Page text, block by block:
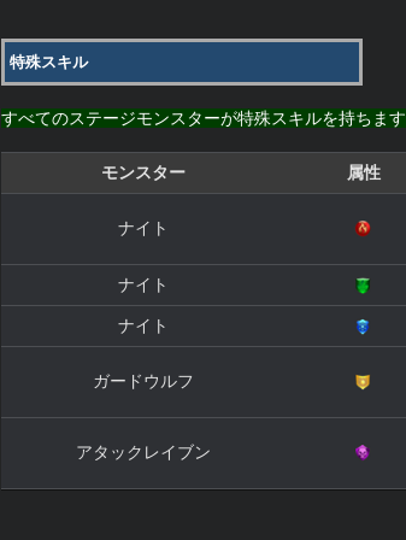
特殊スキル
すべてのステージモンスターが特殊スキルを持ちます
モンスター 属性
ナイト
ナイト
ナイト
ガードウルフ
アタックレイブン